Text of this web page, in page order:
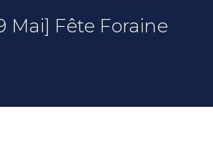
Mai] Fête Foraine